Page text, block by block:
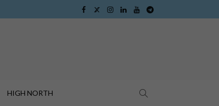
HIGH NORTH